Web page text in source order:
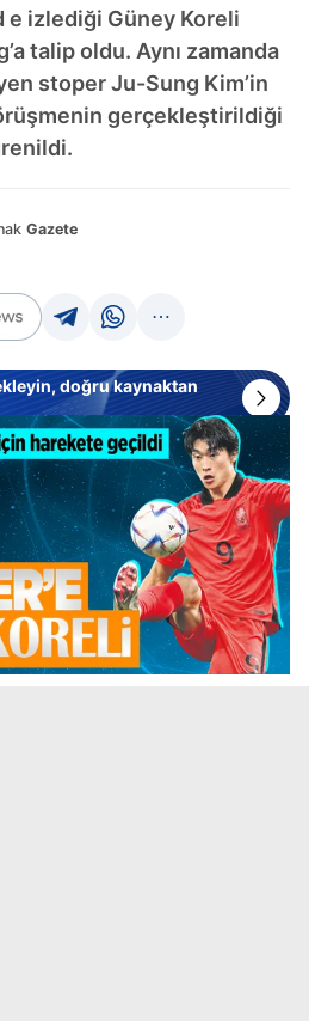
e izlediği Güney Koreli
talip oldu. Aynı zamanda
stoper Ju-Sung Kim’in
gerçekleştirildiği
Gazete
doğru kaynaktan